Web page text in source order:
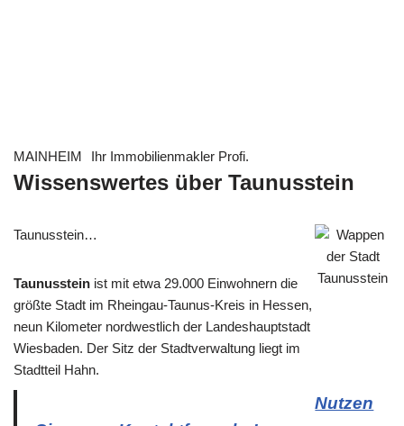
MAINHEIM Ihr Immobilienmakler Profi.
Wissenswertes über Taunusstein
Taunusstein…
Taunusstein ist mit etwa 29.000 Einwohnern die
größte Stadt im Rheingau-Taunus-Kreis in Hessen,
neun Kilometer nordwestlich der Landeshauptstadt
Wiesbaden. Der Sitz der Stadtverwaltung liegt im
Stadtteil Hahn.
Nutzen